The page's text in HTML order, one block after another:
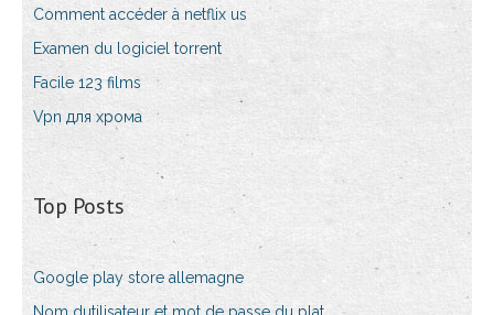
Comment accéder à netflix us
Examen du logiciel torrent
Facile 123 films
Vpn для хрома
Top Posts
Google play store allemagne